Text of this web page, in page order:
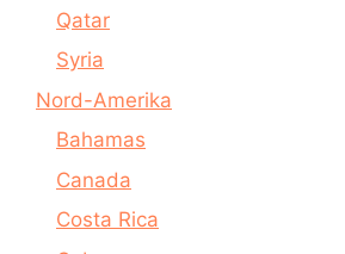
Qatar
Syria
Nord-Amerika
Bahamas
Canada
Costa Rica